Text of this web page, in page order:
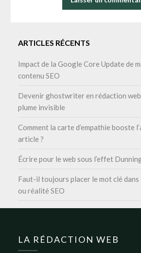
ARTICLES RÉCENTS
Impact de la Google Core Update de
contenu SEO
Devenir ghostwriter en rédaction web
plume invisible
Comment la carte d’empathie booste
article ?
Écrire pour le web sous l’effet
Faut-il toujours placer le mot clé
ou réalité SEO
LA RÉDACTION WEB